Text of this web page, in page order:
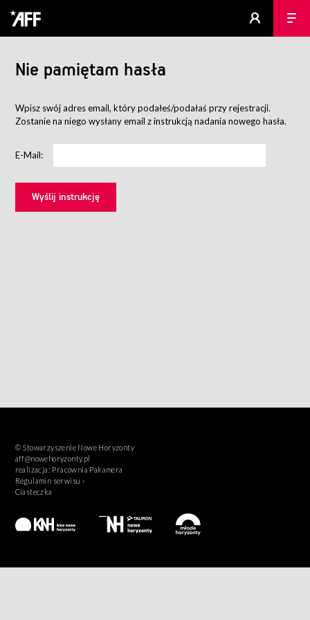
Nie pamiętam hasła
Wpisz swój adres email, który podałeś/podałaś przy rejestracji.
Zostanie na niego wysłany email z instrukcją nadania nowego hasła.
E-Mail:
© Stowarzyszenie Nowe Horyzonty
aff@nowehoryzonty.pl
realizacja: Pracownia Pakamera
Regulamin serwisu ›
Ciasteczka